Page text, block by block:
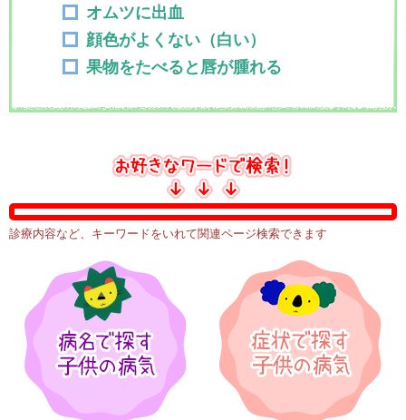
オムツに出血
顔色がよくない（白い）
果物をたべると唇が腫れる
診療内容など、キーワードをいれて関連ページ検索できます